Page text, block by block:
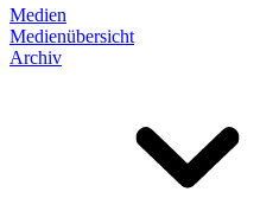
Medien
Medienübersicht
Archiv